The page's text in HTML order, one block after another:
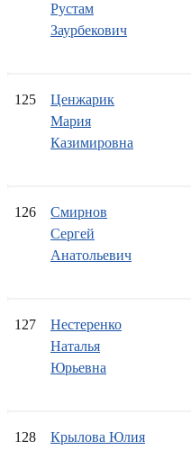
Рустам
Заурбекович
125
Ценжарик
Мария
Казимировна
126
Смирнов
Сергей
Анатольевич
127
Нестеренко
Наталья
Юрьевна
128
Крылова Юлия